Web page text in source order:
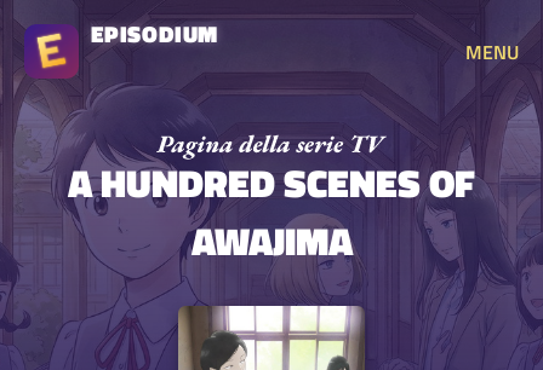
EPISODIUM
MENU
A HUNDRED SCENES OF
AWAJIMA